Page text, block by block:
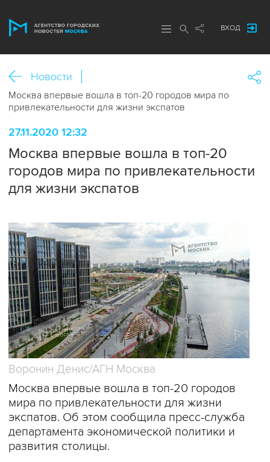
ВХОД
Новости
Москва впервые вошла в топ-20 городов мира по
привлекательности для жизни экспатов
27.11.2020 12:32
Москва впервые вошла в топ-20
городов мира по привлекательности
для жизни экспатов
Воронин Денис/АГН Москва
Москва впервые вошла в топ-20 городов
мира по привлекательности для жизни
экспатов. Об этом сообщила пресс-служба
департамента экономической политики и
развития столицы.